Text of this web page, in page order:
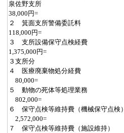
泉佐野支所
38,000円=
２ 箕面支所警備委託料
118,000円=
３ 支所設備保守点検経費
1,375,000円=
３支所分
４ 医療廃棄物処分経費
80,000=
５ 動物の死体等処理業務
802,000=
６ 保守点検等維持費（機械保守点検）
2,572,000=
７ 保守点検等維持費（施設維持）